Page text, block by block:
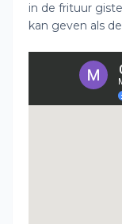
in de frituur
kan geven als